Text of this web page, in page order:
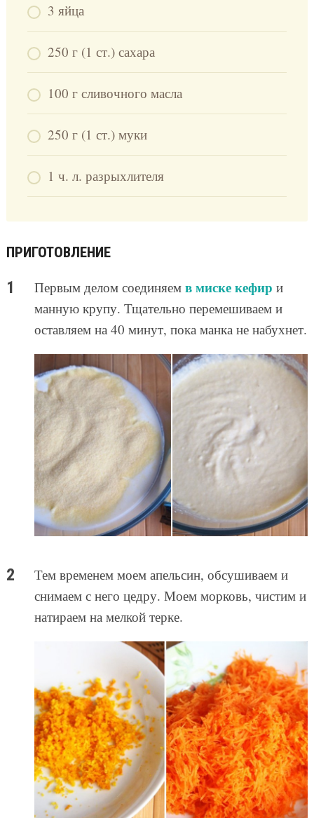
3 яйца
250 г (1 ст.) сахара
100 г сливочного масла
250 г (1 ст.) муки
1 ч. л. разрыхлителя
ПРИГОТОВЛЕНИЕ
Первым делом соединяем в миске кефир и
манную крупу. Тщательно перемешиваем и
оставляем на 40 минут, пока манка не набухнет.
Тем временем моем апельсин, обсушиваем и
снимаем с него цедру. Моем морковь, чистим и
натираем на мелкой терке.